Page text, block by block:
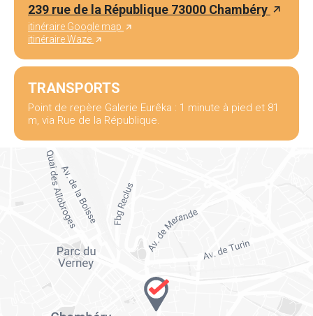
239 rue de la République 73000 Chambéry
itinéraire Google map
itinéraire Waze
TRANSPORTS
Point de repère Galerie Eurêka : 1 minute à pied et 81
m, via Rue de la République.